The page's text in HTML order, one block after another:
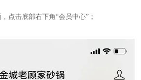
点击底部右下角“会员中心”；